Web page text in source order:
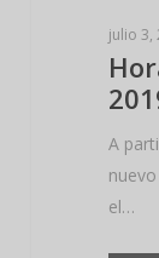
julio 3,
A
el…